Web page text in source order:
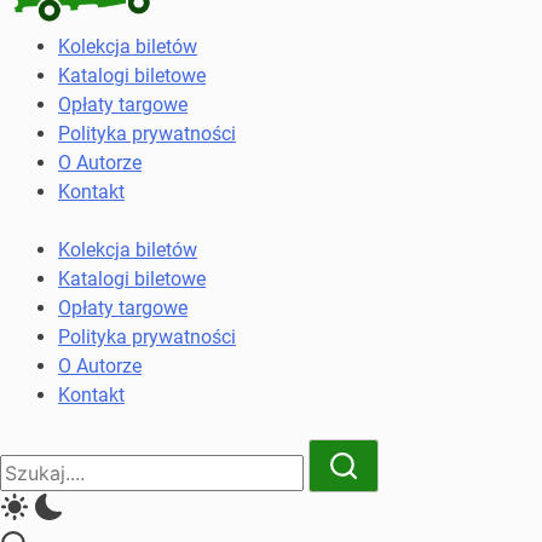
Kolekcja
biletów
komunikacji
miejskiej
kolejowych
Kolekcja biletów
Katalogi biletowe
Opłaty targowe
Polityka prywatności
O Autorze
Kontakt
Kolekcja biletów
Katalogi biletowe
Opłaty targowe
Polityka prywatności
O Autorze
Kontakt
Close
Search
Search